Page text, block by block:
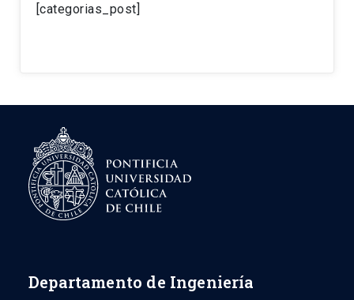
[categorias_post]
Departamento de Ingeniería